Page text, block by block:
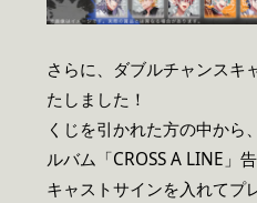
さらに、ダブルチャンスキ
たしました！
くじを引かれた方の中か
ルバム「CROSS A LINE」
キャストサインを入れてプ